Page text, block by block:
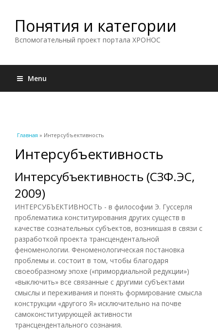
Понятия и категории
Вспомогательный проект портала ХРОНОС
Menu
Вы здесь
Главная » Интерсубъективность
Интерсубъективность
Интерсубъективность (СЗФ.ЭС,
2009)
ИНТЕРСУБЪЕКТИВНОСТЬ - в философии Э. Гуссерля
проблематика конституирования других существ в
качестве сознательных субъектов, возникшая в связи с
разработкой проекта трансцендентальной
феноменологии. Феноменологическая постановка
проблемы и. состоит в том, чтобы благодаря
своеобразному эпохе («примордиальной редукции»)
«выключить» все связанные с другими субъектами
смыслы и переживания и понять формирование смысла
конструкции «другого Я» исключительно на почве
самоконституирующей активности
трансцендентального сознания.